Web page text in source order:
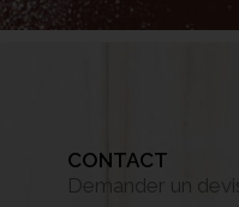
CONTACT
Demander un devis